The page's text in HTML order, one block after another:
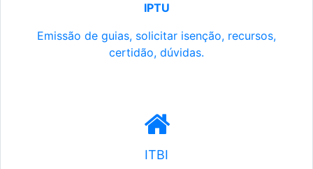
IPTU
Emissão de guias, solicitar isenção, recursos,
certidão, dúvidas.
ITBI